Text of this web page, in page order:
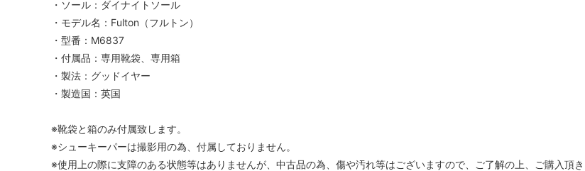
・ソール：ダイナイトソール
・モデル名：Fulton（フルトン）
・型番：M6837
・付属品：専用靴袋、専用箱
・製法：グッドイヤー
・製造国：英国
※靴袋と箱のみ付属致します。
※シューキーパーは撮影用の為、付属しておりません。
※使用上の際に支障のある状態等はありませんが、中古品の為、傷や汚れ等はございますので、ご了解の上、ご購入頂き